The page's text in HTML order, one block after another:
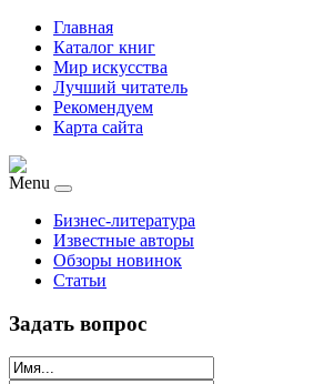
Главная
Каталог книг
Мир искусства
Лучший читатель
Рекомендуем
Карта сайта
Menu
Бизнес-литература
Известные авторы
Обзоры новинок
Статьи
Задать вопрос